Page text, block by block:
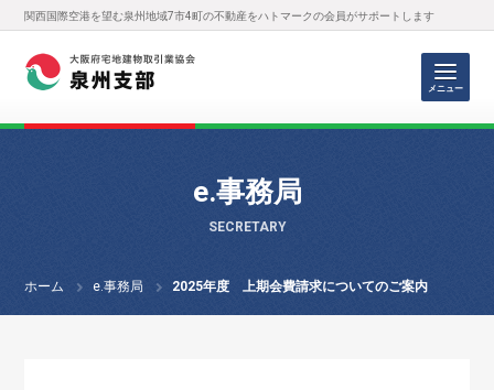
関西国際空港を望む泉州地域7市4町の不動産をハトマークの会員がサポートします
メニュー
e.事務局
SECRETARY
ホーム e.事務局 2025年度 上期会費請求についてのご案内